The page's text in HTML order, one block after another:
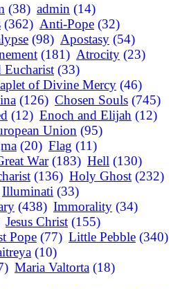
(38) admin (14)
(362) Anti-Pope (32)
(98) Apostasy (54)
(181) Atrocity (23)
Eucharist (33)
of Divine Mercy (46)
(126) Chosen Souls (745)
(12) Enoch and Elijah (12)
Union (95)
(20) Flag (11)
War (183) Hell (130)
(136) Holy Ghost (232)
Illuminati (33)
(438) Immorality (34)
Jesus Christ (155)
Pope (77) Little Pebble (340)
(10)
Maria Valtorta (18)